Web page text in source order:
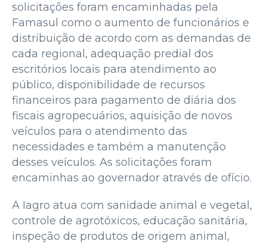
solicitações foram encaminhadas pela
Famasul como o aumento de funcionários e
distribuição de acordo com as demandas de
cada regional, adequação predial dos
escritórios locais para atendimento ao
público, disponibilidade de recursos
financeiros para pagamento de diária dos
fiscais agropecuários, aquisição de novos
veículos para o atendimento das
necessidades e também a manutenção
desses veículos. As solicitações foram
encaminhas ao governador através de ofício.
A Iagro atua com sanidade animal e vegetal,
controle de agrotóxicos, educação sanitária,
inspeção de produtos de origem animal,